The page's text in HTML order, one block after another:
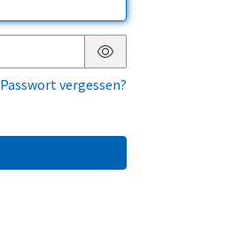
Passwort anzeigen
Passwort vergessen?